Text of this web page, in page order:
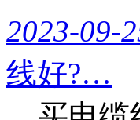
2023-09-
线好?…